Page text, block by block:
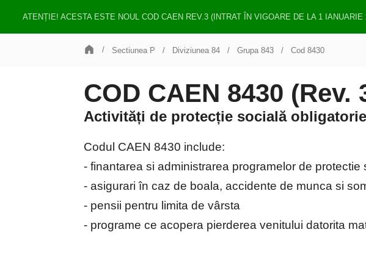
ATENȚIE! ACESTA ESTE NOUL COD CAEN REV.3 (INTRAT ÎN VIGOARE DE LA 1
Sectiunea P Diviziunea 84 Grupa 843 Cod 8430
COD CAEN 8430 (Rev.
Activități de protecție socială obligatorie
Codul CAEN 8430 include:
- finantarea si administrarea programelor de
- asigurari în caz de boala, accidente de munca si
- pensii pentru limita de vârsta
- programe ce acopera pierderea venitului datorita